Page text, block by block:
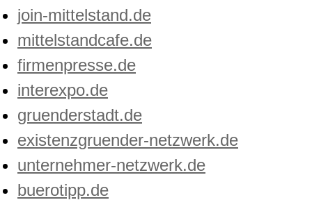
join-mittelstand.de
mittelstandcafe.de
firmenpresse.de
interexpo.de
gruenderstadt.de
existenzgruender-netzwerk.de
unternehmer-netzwerk.de
buerotipp.de